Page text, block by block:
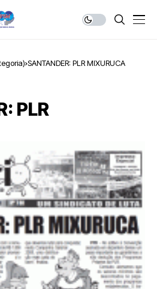
SANTANDER: PLR MIXURUCA
PLR